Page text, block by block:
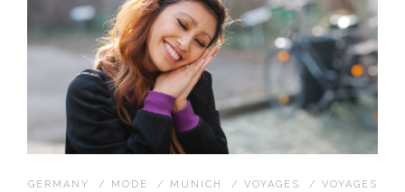
GERMANY / MODE / MUNICH / VOYAGES / VOYAGES